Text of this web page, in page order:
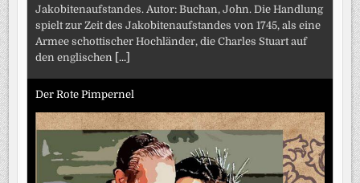
Jakobitenaufstandes. Autor: Buchan, John. Die Handlung
spielt zur Zeit des Jakobitenaufstandes von 1745, als eine
Armee schottischer Hochländer, die Charles Stuart auf
den englischen [...]
Der Rote Pimpernel